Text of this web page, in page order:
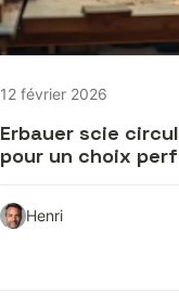
12 février 2026
Erbauer scie
pour un choix
Henri